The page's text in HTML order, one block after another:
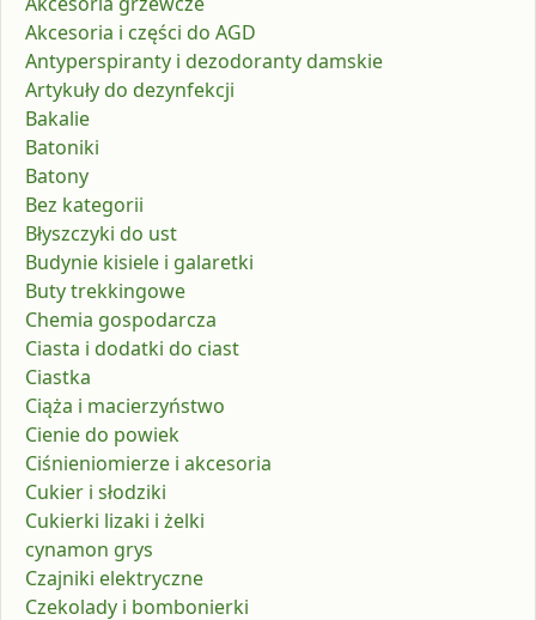
Akcesoria i części do AGD
Antyperspiranty i dezodoranty damskie
Artykuły do dezynfekcji
Bakalie
Batoniki
Batony
Bez kategorii
Błyszczyki do ust
Budynie kisiele i galaretki
Buty trekkingowe
Chemia gospodarcza
Ciasta i dodatki do ciast
Ciastka
Ciąża i macierzyństwo
Cienie do powiek
Ciśnieniomierze i akcesoria
Cukier i słodziki
Cukierki lizaki i żelki
cynamon grys
Czajniki elektryczne
Czekolady i bombonierki